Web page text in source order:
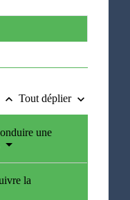
keyboard_arrow_up Tout déplier keyboard_arrow_down
une
la